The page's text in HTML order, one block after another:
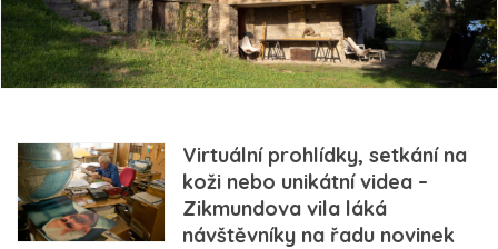
Virtuální prohlídky, setkání na
koži nebo unikátní videa –
Zikmundova vila láká
návštěvníky na řadu novinek